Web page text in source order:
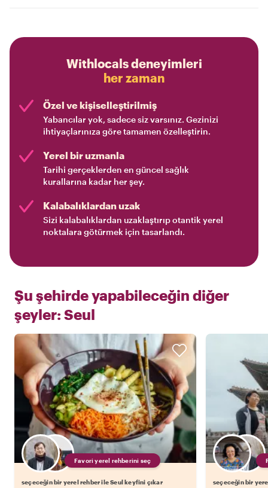
Withlocals deneyimleri
her zaman
Özel ve kişiselleştirilmiş
Yabancılar yok, sadece siz varsınız. Gezinizi
ihtiyaçlarınıza göre tamamen özelleştirin.
Yerel bir uzmanla
Tarihi gerçeklerden en güncel sağlık
kurallarına kadar her şey.
Kalabalıklardan uzak
Sizi kalabalıklardan uzaklaştırıp otantik yerel
noktalara götürmek için tasarlandı.
Şu şehirde yapabileceğin diğer
şeyler: Seul
Favori yerel rehberini seç
seçeceğin bir yerel rehber ile Seul keyfini çıkar seçeceğin bir